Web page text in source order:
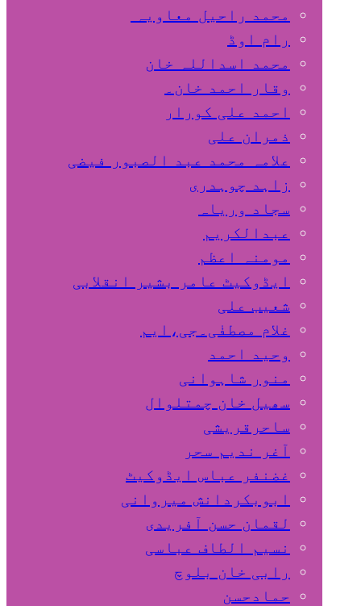
محمد راحیل معاویہ
رام اوڈ
محمد اسداللہ خان
وقار احمد خان۔
احمد علی کورار
ذمران علی
علامہ محمد عبد الصبور فیضی
زاہد چوہدری
سجاد وریاہ
عبدالکریم
مومنہ اعظم
ایڈوکیٹ عامر بشیر انقلابی
شعیب علی
غلام مصطفٰی۔جی،ایم
وحید احمد
منور شاہوانی
سھیل خان چمتلوال
ساحرقریشی
آغر ندیم سحر
غضنفر عباس ایڈوکیٹ
ابوبکردانش میروانی
لقمان حسن آفریدی
نسیم الطاف عباسی
رابی خان بلوچ
حمادحسن